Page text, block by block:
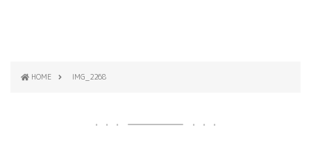
HOME IMG_2268